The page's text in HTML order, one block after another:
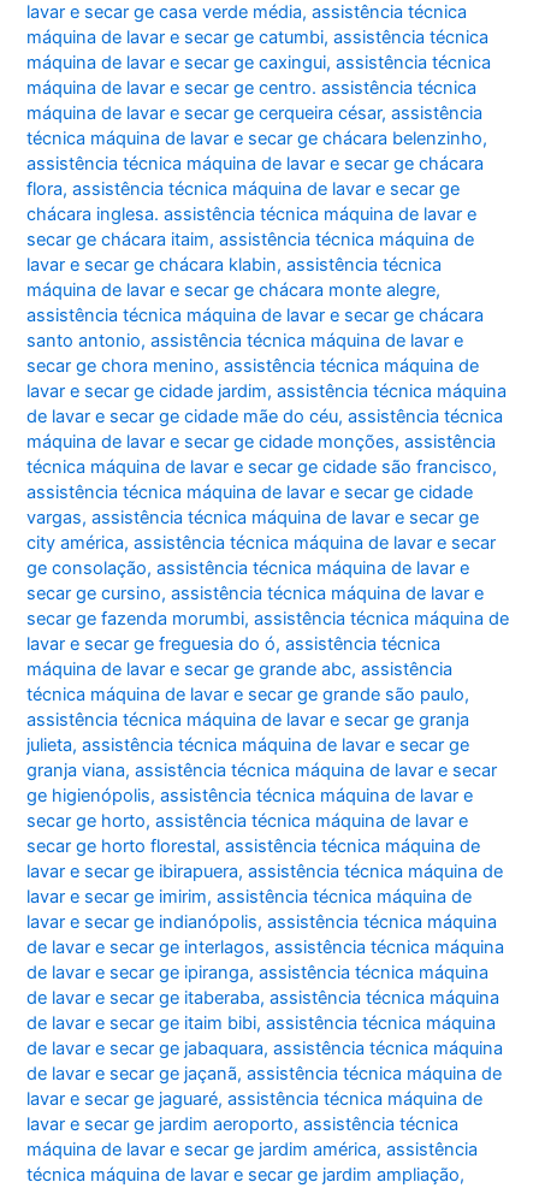
lavar e secar ge casa verde média,assistência técnica
máquina de lavar e secar ge catumbi,assistência técnica
máquina de lavar e secar ge caxingui,assistência técnica
máquina de lavar e secar ge centro. assistência técnica
máquina de lavar e secar ge cerqueira césar,assistência
técnica máquina de lavar e secar ge chácara belenzinho,
assistência técnica máquina de lavar e secar ge chácara
flora,assistência técnica máquina de lavar e secar ge
chácara inglesa. assistência técnica máquina de lavar e
secar ge chácara itaim,assistência técnica máquina de
lavar e secar ge chácara klabin,assistência técnica
máquina de lavar e secar ge chácara monte alegre,
assistência técnica máquina de lavar e secar ge chácara
santo antonio,assistência técnica máquina de lavar e
secar ge chora menino,assistência técnica máquina de
lavar e secar ge cidade jardim,assistência técnica máquina
de lavar e secar ge cidade mãe do céu,assistência técnica
máquina de lavar e secar ge cidade monções,assistência
técnica máquina de lavar e secar ge cidade são francisco,
assistência técnica máquina de lavar e secar ge cidade
vargas,assistência técnica máquina de lavar e secar ge
city américa,assistência técnica máquina de lavar e secar
ge consolação,assistência técnica máquina de lavar e
secar ge cursino,assistência técnica máquina de lavar e
secar ge fazenda morumbi,assistência técnica máquina de
lavar e secar ge freguesia do ó,assistência técnica
máquina de lavar e secar ge grande abc,assistência
técnica máquina de lavar e secar ge grande são paulo,
assistência técnica máquina de lavar e secar ge granja
julieta,assistência técnica máquina de lavar e secar ge
granja viana,assistência técnica máquina de lavar e secar
ge higienópolis,assistência técnica máquina de lavar e
secar ge horto,assistência técnica máquina de lavar e
secar ge horto florestal,assistência técnica máquina de
lavar e secar ge ibirapuera,assistência técnica máquina de
lavar e secar ge imirim,assistência técnica máquina de
lavar e secar ge indianópolis,assistência técnica máquina
de lavar e secar ge interlagos,assistência técnica máquina
de lavar e secar ge ipiranga,assistência técnica máquina
de lavar e secar ge itaberaba,assistência técnica máquina
de lavar e secar ge itaim bibi,assistência técnica máquina
de lavar e secar ge jabaquara,assistência técnica máquina
de lavar e secar ge jaçanã,assistência técnica máquina de
lavar e secar ge jaguaré,assistência técnica máquina de
lavar e secar ge jardim aeroporto,assistência técnica
máquina de lavar e secar ge jardim américa,assistência
técnica máquina de lavar e secar ge jardim ampliação,